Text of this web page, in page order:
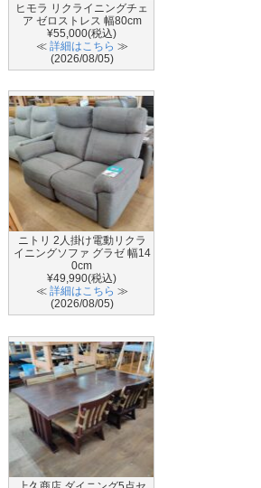
ヒモラ リクライニングチェ
ア ゼロストレス 幅80cm
¥55,000(税込)
≪ 詳細はこちら ≫
(2026/08/05)
ニトリ 2人掛け電動リクラ
イニングソファ グラゼ 幅14
0cm
¥49,990(税込)
≪ 詳細はこちら ≫
(2026/08/05)